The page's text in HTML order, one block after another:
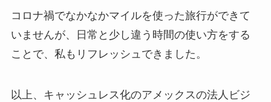
コロナ禍でなかなかマイルを使った旅行ができて
いませんが、日常と少し違う時間の使い方をする
ことで、私もリフレッシュできました。
以上、キャッシュレス化のアメックスの法人ビジ